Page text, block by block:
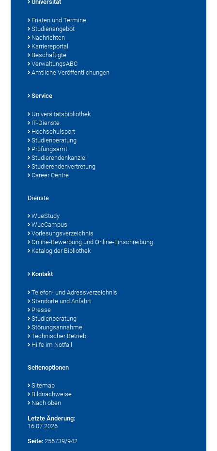
Universität
Fristen und Termine
Studienangebot
Nachrichten
Karriereportal
Beschäftigte
VerwaltungsABC
Amtliche Veröffentlichungen
Service
Universitätsbibliothek
IT-Dienste
Hochschulsport
Studienberatung
Prüfungsamt
Studierendenkanzlei
Studierendenvertretung
Career Centre
Dienste
WueStudy
WueCampus
Vorlesungsverzeichnis
Online-Bewerbung und Online-Einschreibung
Katalog der Bibliothek
Kontakt
Telefon- und Adressverzeichnis
Standorte und Anfahrt
Presse
Studienberatung
Störungsannahme
Technischer Betrieb
Hilfe im Notfall
Seitenoptionen
Sitemap
Bildnachweise
Nach oben
Letzte Änderung:
16.07.2026
Seite: 256739/942